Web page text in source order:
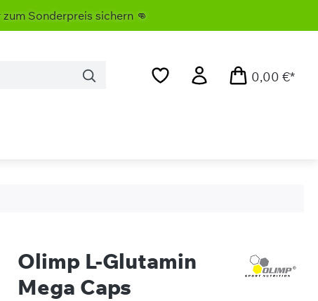
sichern 👊
0,00 €*
Olimp L-Glutamin
Mega Caps